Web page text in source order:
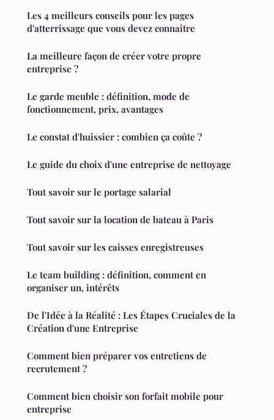
Les 4 meilleurs conseils pour les pages
d'atterrissage que vous devez connaître
La meilleure façon de créer votre propre
entreprise ?
Le garde meuble : définition, mode de
fonctionnement, prix, avantages
Le constat d'huissier : combien ça coûte ?
Le guide du choix d'une entreprise de nettoyage
Tout savoir sur le portage salarial
Tout savoir sur la location de bateau à Paris
Tout savoir sur les caisses enregistreuses
Le team building : définition, comment en
organiser un, intérêts
De l'Idée à la Réalité : Les Étapes Cruciales de la
Création d'une Entreprise
Comment bien préparer vos entretiens de
recrutement ?
Comment bien choisir son forfait mobile pour
entreprise